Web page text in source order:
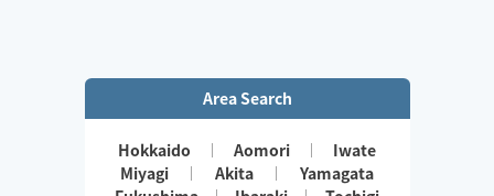
Area Search
Hokkaido Aomori
Iwate
Miyagi
Akita
Yamagata